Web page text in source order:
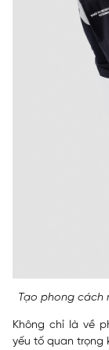
Tạo phong cách
Không chỉ là về
yếu tố quan trọng